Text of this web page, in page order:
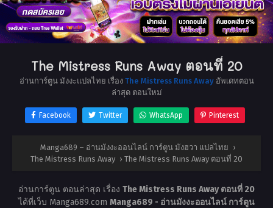
The Mistress Runs Away ตอนที่ 20
อ่านการ์ตูน มังงะแปลไทย เรื่อง The Mistress Runs Awayอัพเดทตอน
ล่าสุด ตอนใหม่
Facebook Twitter WhatsApp Pinterest
Manga689 – อ่านมังงะออนไลน์ การ์ตูน มังฮวา แปลไทย ›
The Mistress Runs Away › The Mistress Runs Away ตอนที่ 20
อ่านการ์ตูน ตอนล่าสุด เรื่อง The Mistress Runs Away ตอนที่ 20
ได้ที่เว็บ Manga689.com Manga689 - อ่านมังงะออนไลน์ การ์ตูน